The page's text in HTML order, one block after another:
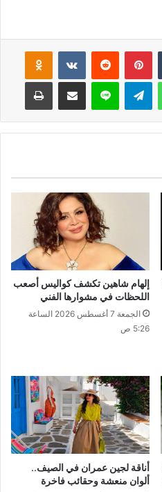
بينتيريست
واتساب لاين
إلهام شاهين تكشف كواليس أصعب
اللحظات في مشوارها الفني
الجمعة 7 أغسطس 2026 الساعة
5:26 ص
أناقة لجين عمران في الصيف..
ألوان منعشة وحقائب فاخرة